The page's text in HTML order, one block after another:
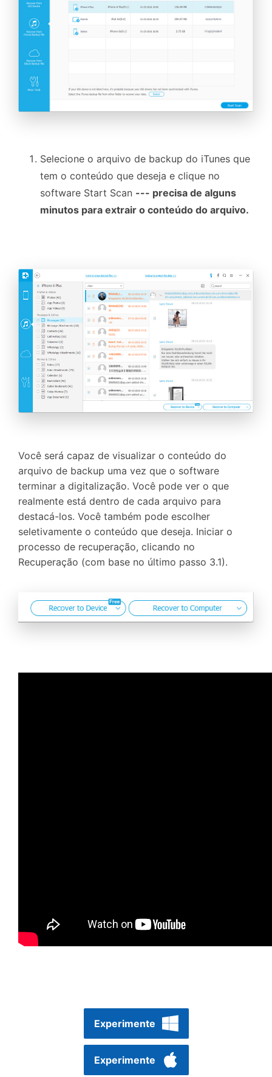
Selecione o arquivo de backup do iTunes que
tem o conteúdo que deseja e clique no
software Start Scan --- precisa de alguns
minutos para extrair o conteúdo do arquivo.
Você será capaz de visualizar o conteúdo do
arquivo de backup uma vez que o software
terminar a digitalização. Você pode ver o que
realmente está dentro de cada arquivo para
destacá-los. Você também pode escolher
seletivamente o conteúdo que deseja. Iniciar o
processo de recuperação, clicando no
Recuperação (com base no último passo 3.1).
Experimente
Experimente